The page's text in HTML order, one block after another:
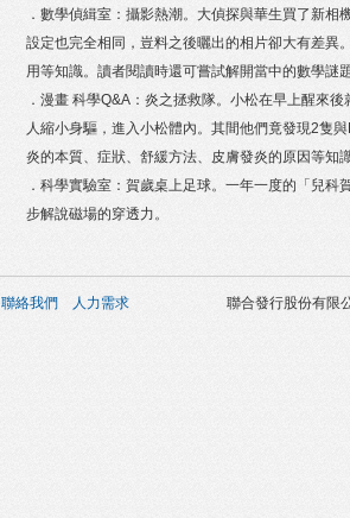
．數學偵緝室：攝影熱潮。大偵探與華生買了新
設定也完全相同，豈料之後曬出的相片卻大有差異
用等知識。讀者閱讀時還可嘗試解開當中的數學謎
．漫畫 科學Q&A：炎之拯救隊。小松在早上醒來
人縮小身驅，進入小松體內。其間他們竟發現2隻
炎的本質、症狀、舒緩方法、皮膚發炎的原因等知
．科學實驗室：賀歲桌上足球。一年一度的「兒
步解說磁場的穿透力。
聯絡我們 人力需求 聯合發行股份有限